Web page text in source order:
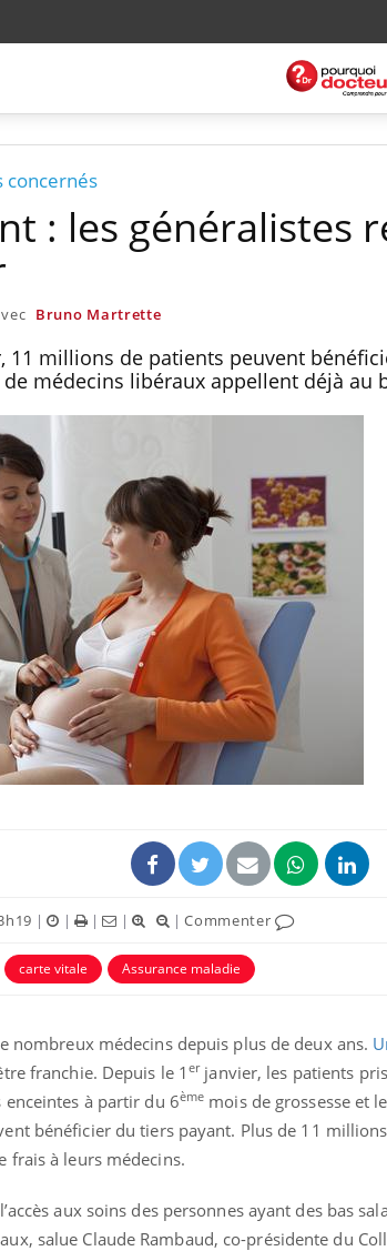
concernés
: les généralistes
Bruno Martrette
11 millions de patients peuvent
médecins libéraux appellent déjà au
| | | | |Commenter
carte vitale Assurance maladie
nombreux médecins depuis plus de deux ans.
franchie. Depuis le 1erjanvier, les patients pris
à partir du 6ème mois de grossesse et
bénéficier du tiers payant. Plus de 11
frais à leurs médecins.
aux soins des personnes ayant des bas
salue Claude Rambaud, co-présidente du
!
Syndrome métabolique :
quels sont les meilleurs
exercices physiques ?
Comment éviter une otite
pendant les vacances ?
en France
Youtube
Carence en fer : comprendre pour
prévenirYoutube